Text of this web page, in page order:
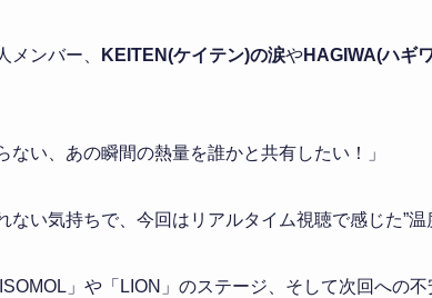
メンバー、 KEITEN(ケイテン)の涙やHAGIWA(ハギ
ない、あの瞬間の熱量を誰かと共有したい！」
ない気持ちで、今回はリアルタイム視聴で感じた”温
」や「LION」のステージ、そして次回への不